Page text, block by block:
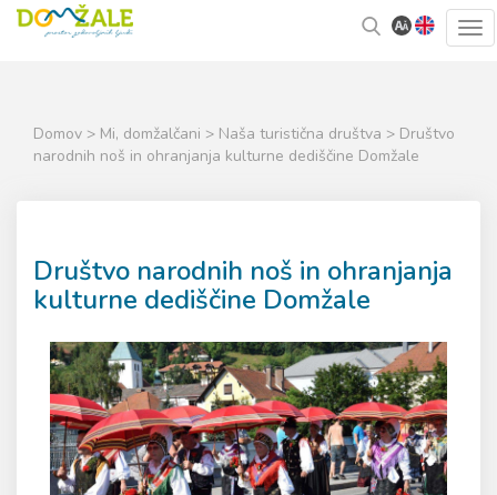
Skoči
na
Kazalo
strani
Domov > Mi, domžalčani > Naša turistična društva > Društvo
narodnih noš in ohranjanja kulturne dediščine Domžale
Društvo narodnih noš in ohranjanja
kulturne dediščine Domžale